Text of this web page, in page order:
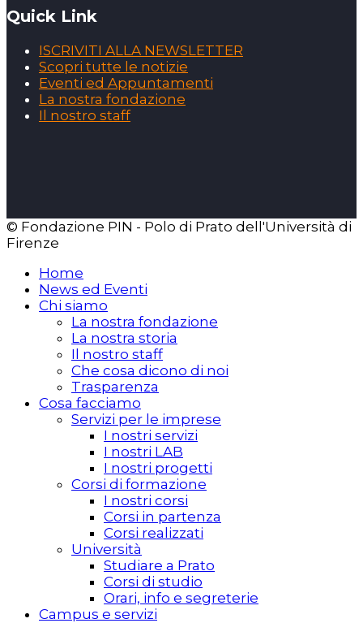
Quick Link
ISCRIVITI ALLA NEWSLETTER
Scopri tutte le notizie
Eventi ed Appuntamenti
La nostra fondazione
Il nostro staff
© Fondazione PIN - Polo di Prato dell'Università di
Firenze
Home
News ed Eventi
Chi siamo
La nostra fondazione
La nostra storia
Il nostro staff
Che cosa dicono di noi
Trasparenza
Cosa facciamo
Servizi per le imprese
I nostri servizi
I nostri LAB
I nostri progetti
Corsi di formazione
I nostri corsi
Corsi in partenza
Corsi realizzati
Università
Studiare a Prato
Corsi di studio
Orari, info e segreterie
Campus e servizi